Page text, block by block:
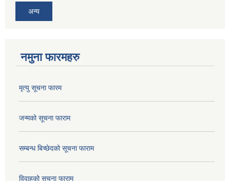
अन्य
नमुना फारमहरु
मृत्यु सूचना फारम
जन्मको सूचना फाराम
सम्बन्ध बिच्छेदको सूचना फाराम
विवाहको सचूना फाराम